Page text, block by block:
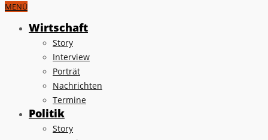
MENÜ
Wirtschaft
Story
Interview
Porträt
Nachrichten
Termine
Politik
Story